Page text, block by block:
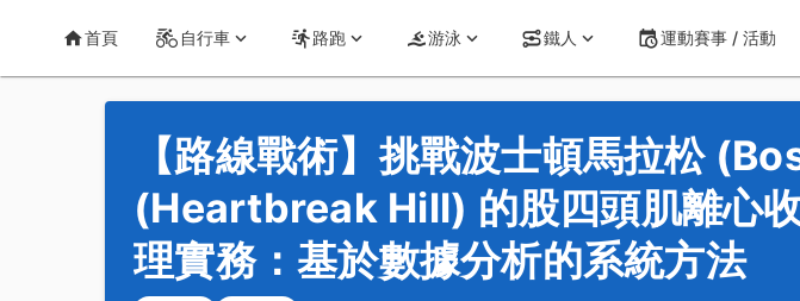
CT Yeh 公路車基地
首頁 自行車 路跑 游泳 鐵人 運動賽事 / 活動
運動知識 詳情
【路線戰術】挑戰波士頓馬拉松
(Heartbreak Hill) 的股四頭肌離心
理實務：基於數據分析的系統方法